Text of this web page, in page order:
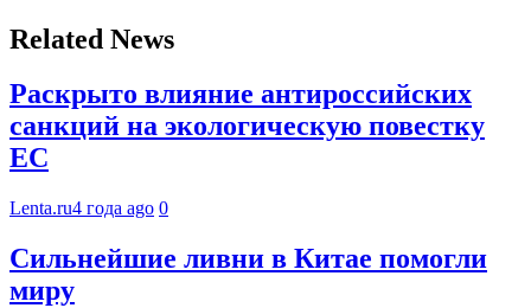
Related News
Раскрыто влияние антироссийских
санкций на экологическую повестку
ЕС
Lenta.ru4 года ago 0
Сильнейшие ливни в Китае помогли
миру